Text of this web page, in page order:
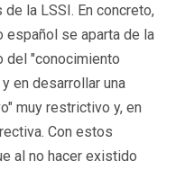
la LSSI. En concreto,
español se aparta de la
del "conocimiento
en desarrollar una
muy restrictivo y, en
Con estos
al no hacer existido